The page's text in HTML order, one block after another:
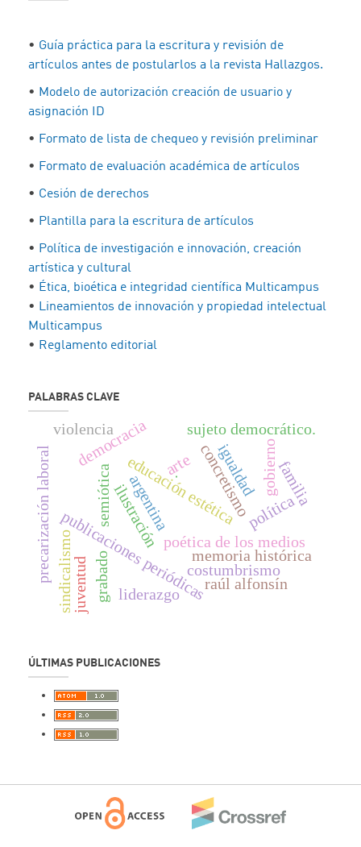
• Guía práctica para la escritura y revisión de
artículos antes de postularlos a la revista Hallazgos.
• Modelo de autorización creación de usuario y
asignación ID
• Formato de lista de chequeo y revisión preliminar
• Formato de evaluación académica de artículos
• Cesión de derechos
• Plantilla para la escritura de artículos
• Política de investigación e innovación, creación
artística y cultural
• Ética, bioética e integridad científica Multicampus
• Lineamientos de innovación y propiedad intelectual
Multicampus
• Reglamento editorial
PALABRAS CLAVE
educación estética
poética de los medios
semiótica concretismo
memoria histórica
publicaciones periódicas
ilustración
grabado costumbrismo
arte
democracia
política
igualdad gobierno
raúl alfonsín
sujeto democrático.
precarización laboralsindicalismo
argentina familia
liderazgo
violencia
.
juventud
ÚLTIMAS PUBLICACIONES